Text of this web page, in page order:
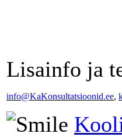
Lisainfo ja
info@KaKonsultatsioonid.ee,